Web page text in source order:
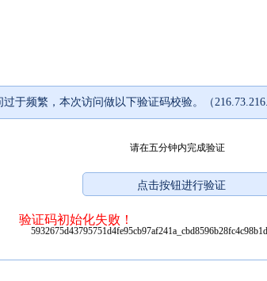
过于频繁，本次访问做以下验证码校验。（
请在五分钟内完成验证
验证码初始化失败！